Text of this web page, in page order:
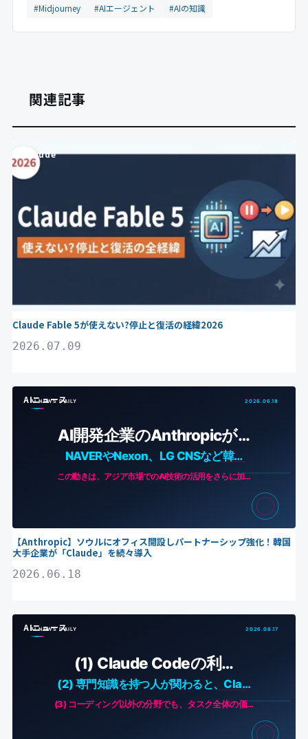
#Midjourney
#AIエージェント #AIの知識
関連記事
Claude
Claude Fable 5が使えない?停止と復活の経緯2026
2026.07.09
AIニュース
【Anthropic】ソウルにオフィス開設しパートナーシップ強化！韓国
大手企業が「Claude」を続々導入
2026.06.18
AIニュース